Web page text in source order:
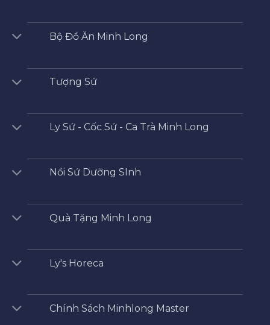
Bộ Đồ Ăn Minh Long
Tượng Sứ
Ly Sứ - Cốc Sứ - Ca Trà Minh Long
Nồi Sứ Dưỡng SInh
Quà Tặng Minh Long
Ly's Horeca
Chính Sách Minhlong Master